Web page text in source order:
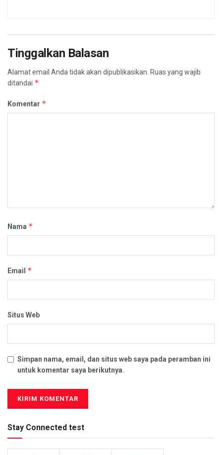
Tinggalkan Balasan
Alamat email Anda tidak akan dipublikasikan. Ruas yang wajib
ditandai *
Komentar *
Nama *
Email *
Situs Web
Simpan nama, email, dan situs web saya pada peramban ini
untuk komentar saya berikutnya.
Stay Connected test